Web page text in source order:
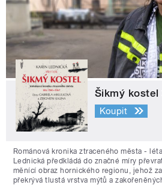
Šikmý kostel
Koupit
Románová kronika ztraceného města -
Lednická předkládá do značné míry
měnící obraz hornického regionu, jehož
překrývá tlustá vrstva mýtů a